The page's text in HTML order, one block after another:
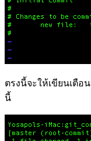
ตรงนี้จะให้เขียนเตือ
นี้